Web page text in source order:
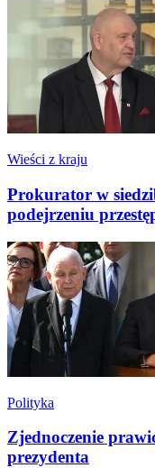
Wieści z kraju
Prokurator w
podejrzeniu
Polityka
Zjednoczenie
prezydenta